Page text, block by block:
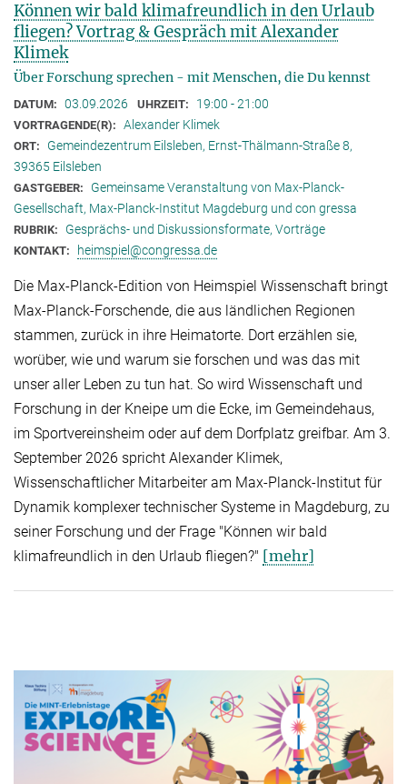
Können wir bald klimafreundlich in den Urlaub
fliegen? Vortrag & Gespräch mit Alexander
Klimek
Über Forschung sprechen - mit Menschen, die Du kennst
DATUM: 03.09.2026 UHRZEIT: 19:00 - 21:00
VORTRAGENDE(R): Alexander Klimek
ORT:
Gemeindezentrum Eilsleben, Ernst-Thälmann-Straße 8,
39365 Eilsleben
GASTGEBER:
Gemeinsame Veranstaltung von Max-Planck-
Gesellschaft, Max-Planck-Institut Magdeburg und con gressa
RUBRIK: Gesprächs- und Diskussionsformate, Vorträge
KONTAKT: heimspiel@congressa.de
Die Max-Planck-Edition von Heimspiel Wissenschaft bringt
Max-Planck-Forschende, die aus ländlichen Regionen
stammen, zurück in ihre Heimatorte. Dort erzählen sie,
worüber, wie und warum sie forschen und was das mit
unser aller Leben zu tun hat. So wird Wissenschaft und
Forschung in der Kneipe um die Ecke, im Gemeindehaus,
im Sportvereinsheim oder auf dem Dorfplatz greifbar. Am 3.
September 2026 spricht Alexander Klimek,
Wissenschaftlicher Mitarbeiter am Max-Planck-Institut für
Dynamik komplexer technischer Systeme in Magdeburg, zu
seiner Forschung und der Frage "Können wir bald
klimafreundlich in den Urlaub fliegen?" [mehr]